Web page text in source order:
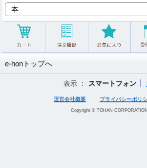
e-honトップへ
表示 ： スマートフォン
運営会社概要 プライバシーポリ
Copyright © TOHAN CORPORATION